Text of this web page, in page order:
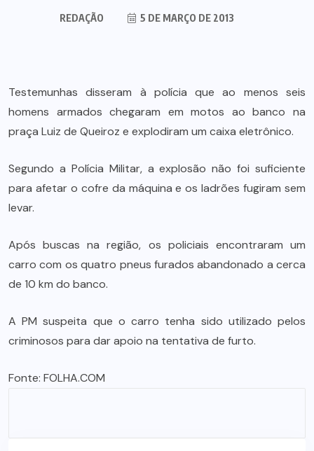
REDAÇÃO 5 DE MARÇO DE 2013
Testemunhas disseram à polícia que ao menos seis
homens armados chegaram em motos ao banco na
praça Luiz de Queiroz e explodiram um caixa eletrônico.
Segundo a Polícia Militar, a explosão não foi suficiente
para afetar o cofre da máquina e os ladrões fugiram sem
levar.
Após buscas na região, os policiais encontraram um
carro com os quatro pneus furados abandonado a cerca
de 10 km do banco.
A PM suspeita que o carro tenha sido utilizado pelos
criminosos para dar apoio na tentativa de furto.
Fonte: FOLHA.COM